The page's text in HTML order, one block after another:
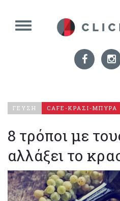
ΓΕΥΣΗ CAFE-ΚΡΑΣΙ-ΜΠΥΡΑ
8 τρόποι με
αλλάξει το